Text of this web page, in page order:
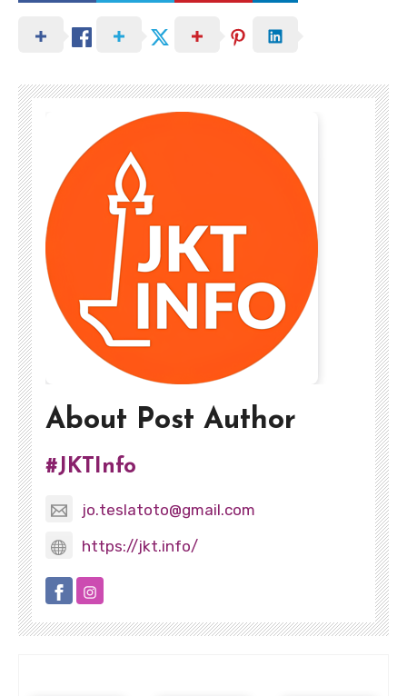
About Post Author
#JKTInfo
jo.teslatoto@gmail.com
https://jkt.info/